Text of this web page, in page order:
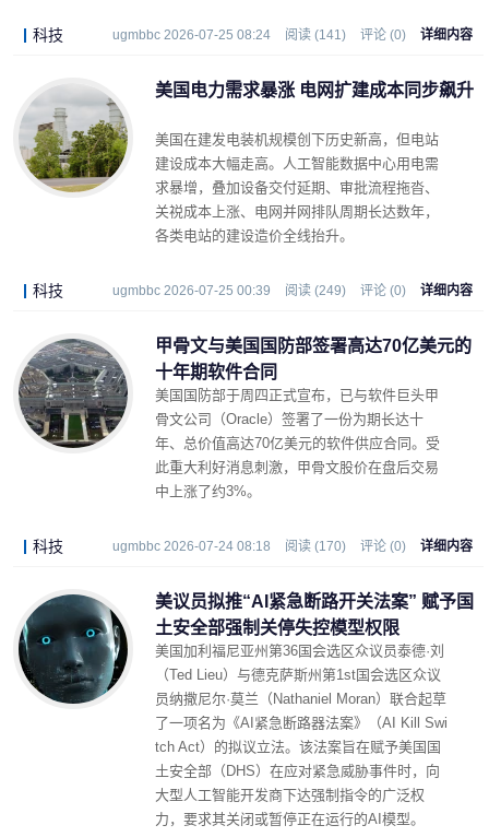
科技 ugmbbc 2026-07-25 08:24 阅读 (141) 评论 (0) 详细内容
美国电力需求暴涨 电网扩建成本同步飙升
美国在建发电装机规模创下历史新高，但电站
建设成本大幅走高。人工智能数据中心用电需
求暴增，叠加设备交付延期、审批流程拖沓、
关祱成本上涨、电网并网排队周期长达数年，
各类电站的建设造价全线抬升。
科技 ugmbbc 2026-07-25 00:39 阅读 (249) 评论 (0) 详细内容
甲骨文与美国国防部签署高达70亿美元的
十年期软件合同
美国国防部于周四正式宣布，已与软件巨头甲
骨文公司（Oracle）签署了一份为期长达十
年、总价值高达70亿美元的软件供应合同。受
此重大利好消息刺激，甲骨文股价在盘后交易
中上涨了约3%。
科技 ugmbbc 2026-07-24 08:18 阅读 (170) 评论 (0) 详细内容
美议员拟推“AI紧急断路开关法案” 赋予国
土安全部强制关停失控模型权限
美国加利福尼亚州第36国会选区众议员泰德·刘
（Ted Lieu）与德克萨斯州第1st国会选区众议
员纳撒尼尔·莫兰（Nathaniel Moran）联合起草
了一项名为《AI紧急断路器法案》（AI Kill Swi
tch Act）的拟议立法。该法案旨在赋予美国国
土安全部（DHS）在应对紧急威胁事件时，向
大型人工智能开发商下达强制指令的广泛权
力，要求其关闭或暂停正在运行的AI模型。